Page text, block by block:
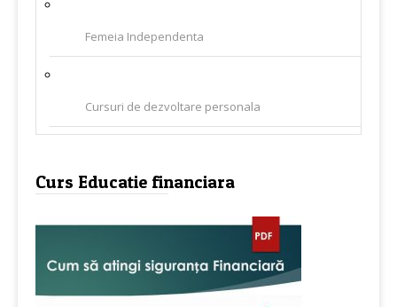
Femeia Independenta
Cursuri de dezvoltare personala
Curs Educatie financiara